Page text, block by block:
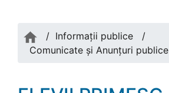
/ Informații publice
/
Comunicate şi Anunțuri publice